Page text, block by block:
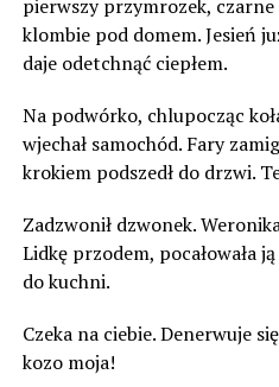
pierwszy przymrozek,
klombie pod domem. Jesień
daje odetchnąć ciepłem.
Na podwórko, chlupocząc
wjechał samochód. Fary
krokiem podszedł do drzwi.
Zadzwonił dzwonek.
Lidkę przodem, pocałowała
do kuchni.
Czeka na ciebie. Denerwuje
kozo moja!